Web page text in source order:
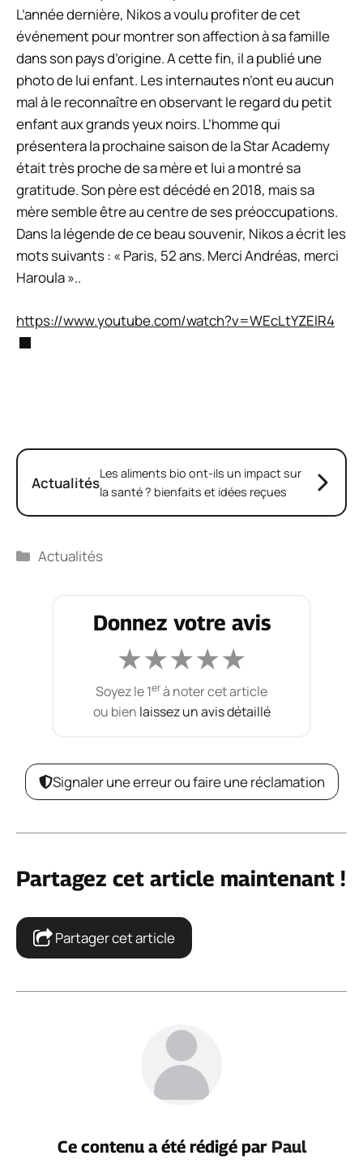
L’année dernière, Nikos a voulu profiter de cet
événement pour montrer son affection à sa famille
dans son pays d’origine. A cette fin, il a publié une
photo de lui enfant. Les internautes n’ont eu aucun
mal à le reconnaître en observant le regard du petit
enfant aux grands yeux noirs. L’homme qui
présentera la prochaine saison de la Star Academy
était très proche de sa mère et lui a montré sa
gratitude. Son père est décédé en 2018, mais sa
mère semble être au centre de ses préoccupations.
Dans la légende de ce beau souvenir, Nikos a écrit les
mots suivants : « Paris, 52 ans. Merci Andréas, merci
Haroula »..
https://www.youtube.com/watch?v=WEcLtYZElR4
ActualitésLes aliments bio ont-ils un impact sur
la santé ? bienfaits et idées reçues
Catégories
Actualités
Donnez votre avis
★★★★★
Soyez le 1erà noter cet article
ou bien laissez un avis détaillé
Signaler une erreur ou faire une réclamation
Partagez cet article maintenant !
Partager cet article
Ce contenu a été rédigé par Paul